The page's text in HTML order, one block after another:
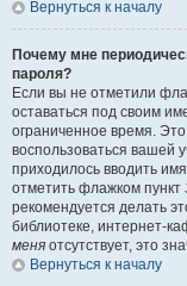
Вернуться к началу
Почему мне
пароля?
Если вы не отметили
оставаться под своим
ограниченное время.
воспользоваться вашей
приходилось вводить
отметить флажком пункт
рекомендуется делать
библиотеке, интернет-
меня отсутствует, это
Вернуться к началу